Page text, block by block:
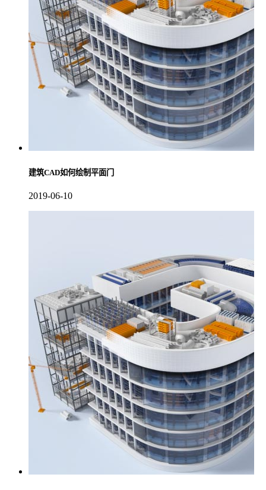
建筑CAD如何绘制平面门
2019-06-10